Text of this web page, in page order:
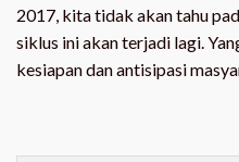
2017, kita tidak akan tahu
siklus ini akan terjadi lagi.
kesiapan dan antisipasi